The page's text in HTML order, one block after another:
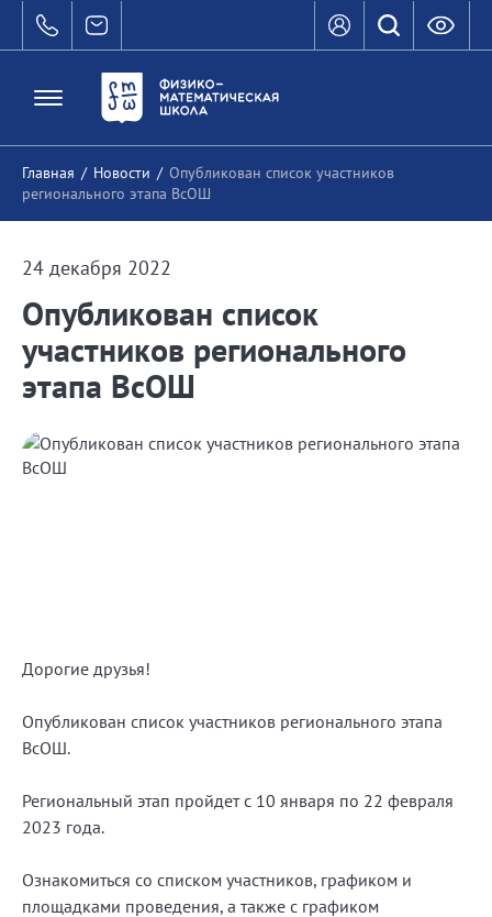
Главная / Новости / Опубликован список участников
регионального этапа ВсОШ
24 декабря 2022
Опубликован список
участников регионального
этапа ВсОШ
Дорогие друзья!
Опубликован список участников регионального этапа
ВсОШ.
Региональный этап пройдет с 10 января по 22 февраля
2023 года.
Ознакомиться со списком участников, графиком и
площадками проведения, а также с графиком